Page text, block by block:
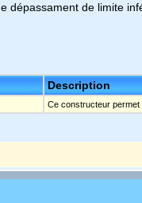
de limite
Description
Ce constructeur permet